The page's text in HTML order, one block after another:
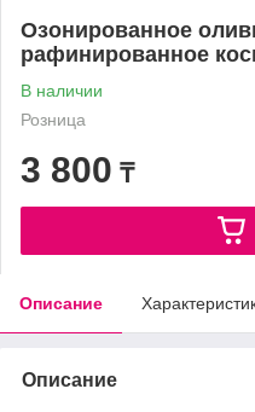
Озонированное
рафинированное
В наличии
Розница
3 800 ₸
Описание
Описание